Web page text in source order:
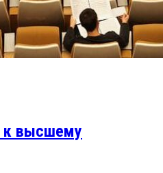
к высшему